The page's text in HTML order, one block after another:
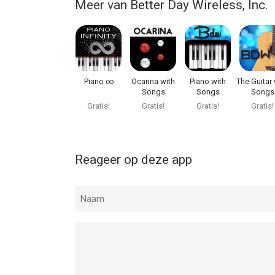
ajeufuhxbbefivuxgsgsvfhgbfghohpolgf
ajfugyvyhwngivyzhniubbovi hjdichanrnuhhgjusur
ajeufuhxbbefivuxgsgsvfhgbfghohpolgf
ajfugyvyhwngivyzhniubbovi hjdichanrnuhhgjusur
ajfugyvyhwngivyzhniubbovi hjdichanrnuhhgjusur
ajeufuhxbbefivuxgsgsvfhgbfghohpolgf
Meer van Better Day Wireless, Inc.
Piano ∞
Gratis!
Ocarina with
Songs
Gratis!
Piano with
Songs
Gratis!
The Guitar
Songs
Gratis!
Reageer op deze app